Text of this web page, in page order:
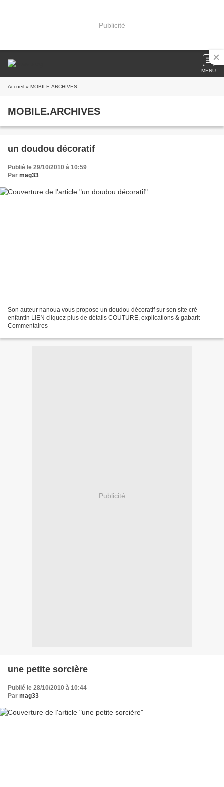
Publicité
MENU
Accueil » MOBILE.ARCHIVES
MOBILE.ARCHIVES
un doudou décoratif
Publié le 29/10/2010 à 10:59
Par mag33
Son auteur nanoua vous propose un doudou décoratif sur son site cré-
enfantin LIEN cliquez plus de détails COUTURE, explications & gabarit
Commentaires
Publicité
une petite sorcière
Publié le 28/10/2010 à 10:44
Par mag33